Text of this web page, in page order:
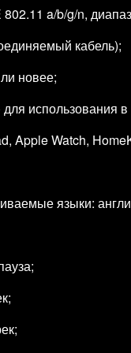
a/b/g/n,
кабель);
новее;
использования в
Apple Watch,
языки: